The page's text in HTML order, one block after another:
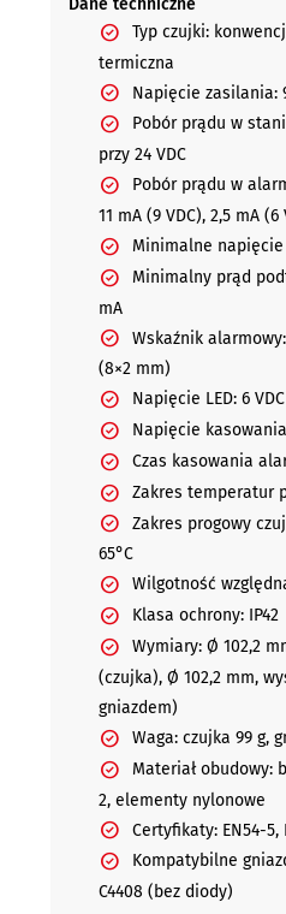
Dane techniczne
Typ czujki:
termiczna
Napięcie zasilania:
Pobór prądu w
przy 24 VDC
Pobór prądu w
11 mA (9 VDC), 2,5 mA (6
Minimalne napięcie
Minimalny prąd
mA
Wskaźnik
(8×2 mm)
Napięcie LED: 6 VDC
Napięcie
Czas kasowania
Zakres temperatur
Zakres progowy
65°C
Wilgotność
Klasa ochrony: IP42
Wymiary: Ø 102,2
(czujka), Ø 102,2 mm,
gniazdem)
Waga: czujka 99 g,
Materiał obudowy:
2, elementy nylonowe
Certyfikaty: EN54-5,
Kompatybilne
C4408 (bez diody)